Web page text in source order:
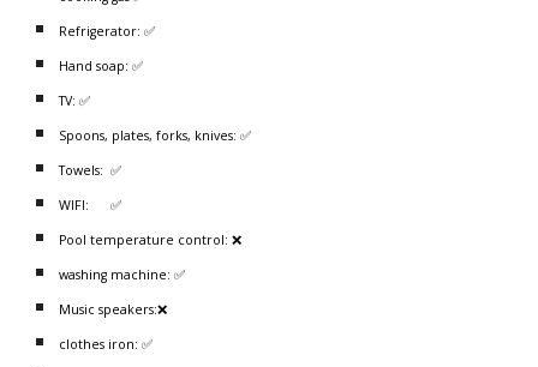
Refrigerator: ✅
Hand soap: ✅
TV: ✅
Spoons, plates, forks, knives: ✅
Towels: ✅
WIFI: ✅
Pool temperature control: ❌
washing machine: ✅
Music speakers:❌
clothes iron: ✅